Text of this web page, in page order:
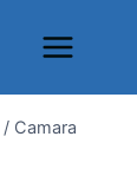
/ Camara